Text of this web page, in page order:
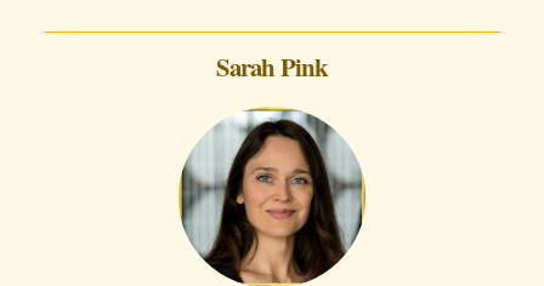
Sarah Pink